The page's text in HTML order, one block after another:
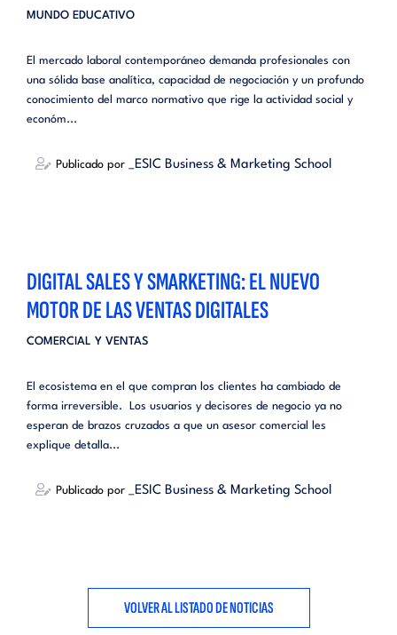
MUNDO EDUCATIVO
El mercado laboral contemporáneo demanda profesionales con
una sólida base analítica, capacidad de negociación y un profundo
conocimiento del marco normativo que rige la actividad social y
económ...
Publicado por _ESIC Business & Marketing School
DIGITAL SALES Y SMARKETING: EL NUEVO
MOTOR DE LAS VENTAS DIGITALES
COMERCIAL Y VENTAS
El ecosistema en el que compran los clientes ha cambiado de
forma irreversible. Los usuarios y decisores de negocio ya no
esperan de brazos cruzados a que un asesor comercial les
explique detalla...
Publicado por _ESIC Business & Marketing School
VOLVER AL LISTADO DE NOTICIAS